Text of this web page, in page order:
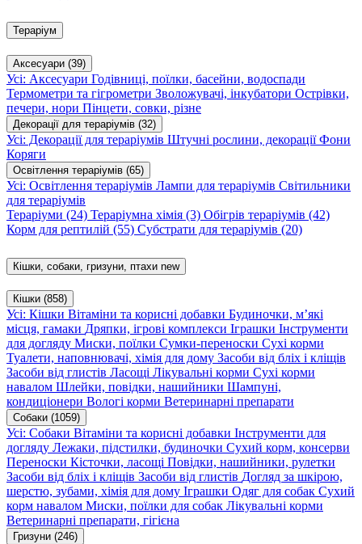
Тераріум
Аксесуари (39)
Усі: Аксесуари Годівниці, поїлки, басейни, водоспади
Термометри та гігрометри Зволожувачі, інкубатори Острівки,
печери, нори Пінцети, совки, різне
Декорації для тераріумів (32)
Усі: Декорації для тераріумів Штучні рослини, декораціїФони
Коряги
Освітлення тераріумів (65)
Усі: Освітлення тераріумів Лампи для тераріумів Світильники
для тераріумів
Тераріуми (24) Тераріумна хімія (3) Обігрів тераріумів (42)
Корм для рептилій (55) Субстрати для тераріумів (20)
Кішки, собаки, гризуни, птахи new
Кішки (858)
Усі: Кішки Вітаміни та корисні добавки Будиночки, м’які
місця, гамаки Дряпки, ігрові комплекси Іграшки Інструменти
для догляду Миски, поїлки Сумки-переноски Сухі корми
Туалети, наповнювачі, хімія для дому Засоби від бліх і кліщів
Засоби від глистів Ласощі Лікувальні корми Сухі корми
навалом Шлейки, повідки, нашийники Шампуні,
кондиціонери Вологі корми Ветеринарні препарати
Собаки (1059)
Усі: Собаки Вітаміни та корисні добавки Інструменти для
догляду Лежаки, підстилки, будиночки Сухий корм, консерви
Переноски Кісточки, ласощі Повідки, нашийники, рулетки
Засоби від бліх і кліщів Засоби від глистів Догляд за шкірою,
шерстю, зубами, хімія для дому Іграшки Одяг для собак Сухий
корм навалом Миски, поїлки для собак Лікувальні корми
Ветеринарні препарати, гігієна
Гризуни (246)